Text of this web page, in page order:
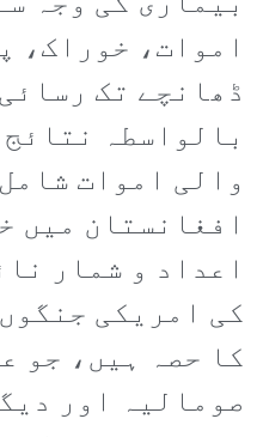
اموات، خوراک،
ڈھانچے تک
بالواسطہ
والی اموات
افغانستان میں
اعداد و شمار
کی امریکی
کا حصہ ہیں، جو
صومالیہ اور